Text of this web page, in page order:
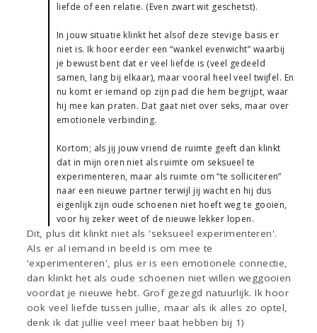
liefde of een relatie. (Even zwart wit geschetst).
In jouw situatie klinkt het alsof deze stevige basis er
niet is. Ik hoor eerder een “wankel evenwicht” waarbij
je bewust bent dat er veel liefde is (veel gedeeld
samen, lang bij elkaar), maar vooral heel veel twijfel. En
nu komt er iemand op zijn pad die hem begrijpt, waar
hij mee kan praten. Dat gaat niet over seks, maar over
emotionele verbinding.
Kortom; als jij jouw vriend de ruimte geeft dan klinkt
dat in mijn oren niet als ruimte om seksueel te
experimenteren, maar als ruimte om “te solliciteren”
naar een nieuwe partner terwijl jij wacht en hij dus
eigenlijk zijn oude schoenen niet hoeft weg te gooien,
voor hij zeker weet of de nieuwe lekker lopen.
Dit, plus dit klinkt niet als 'seksueel experimenteren'.
Als er al iemand in beeld is om mee te
'experimenteren', plus er is een emotionele connectie,
dan klinkt het als oude schoenen niet willen weggooien
voordat je nieuwe hebt. Grof gezegd natuurlijk. Ik hoor
ook veel liefde tussen jullie, maar als ik alles zo optel,
denk ik dat jullie veel meer baat hebben bij 1)